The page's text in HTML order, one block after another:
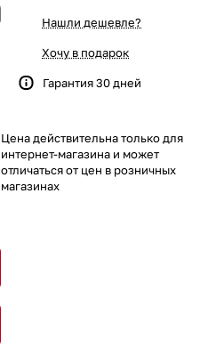
Нашли дешевле?
Хочу в подарок
Гарантия 30 дней
Цена действительна только для
интернет-магазина и может
отличаться от цен в розничных
магазинах